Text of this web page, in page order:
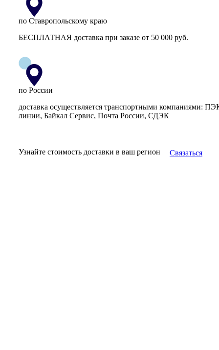
по Ставропольскому краю
БЕСПЛАТНАЯ доставка при заказе от 50 000 руб.
по России
доставка осуществляется транспортными компаниями:
линии, Байкал Сервис, Почта России, СДЭК
Узнайте стоимость доставки в ваш регион Связаться